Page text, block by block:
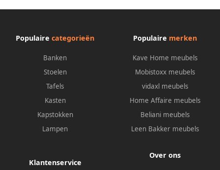
Populaire categorieën
Banken
Stoelen
Tafels
Kasten
Kapstokken
Lampen
Populaire merken
Kave Home meubels
Mobistoxx meubels
vidaxl meubels
Home Affaire meubels
Beliani meubels
Leen Bakker meubels
Klantenservice
Over ons